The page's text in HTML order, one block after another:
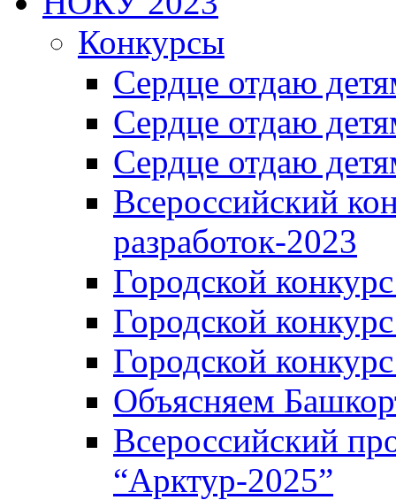
Конкурсы
Сердце отдаю
Сердце отдаю
Сердце отдаю
Всероссийский
разработок-2023
Городской
Городской
Городской
Объясняем
Всероссийский
“Арктур-2025”